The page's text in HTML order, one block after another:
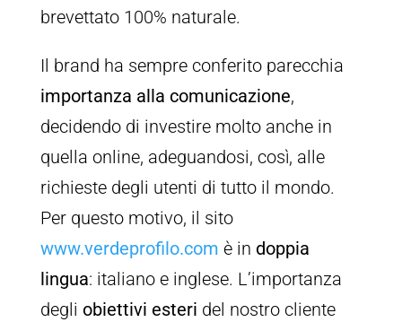
brevettato 100% naturale.
Il brand ha sempre conferito parecchia
importanza alla comunicazione,
decidendo di investire molto anche in
quella online, adeguandosi, così, alle
richieste degli utenti di tutto il mondo.
Per questo motivo, il sito
www.verdeprofilo.com è in doppia
lingua: italiano e inglese. L’importanza
degli obiettivi esteri del nostro cliente